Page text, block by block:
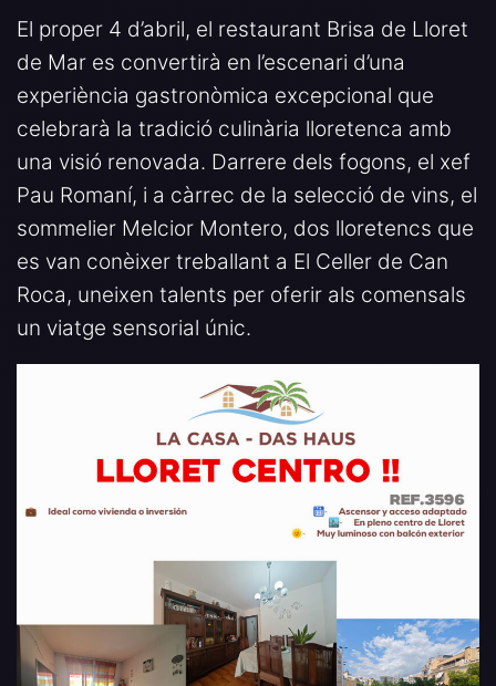
El proper 4 d’abril, el restaurant Brisa de Lloret
de Mar es convertirà en l’escenari d’una
experiència gastronòmica excepcional que
celebrarà la tradició culinària lloretenca amb
una visió renovada. Darrere dels fogons, el xef
Pau Romaní, i a càrrec de la selecció de vins, el
sommelier Melcior Montero, dos lloretencs que
es van conèixer treballant a El Celler de Can
Roca, uneixen talents per oferir als comensals
un viatge sensorial únic.